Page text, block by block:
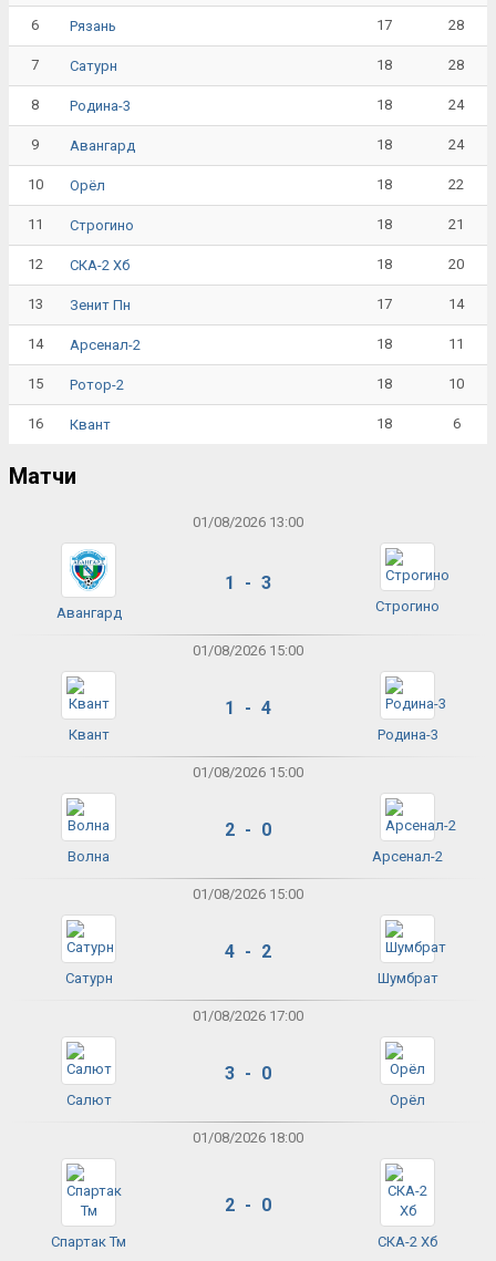
6 Рязань 17 28
7 Сатурн 18 28
8 Родина-3 18 24
9 Авангард 18 24
10 Орёл 18 22
11 Строгино 18 21
12 СКА-2 Хб 18 20
13 Зенит Пн 17 14
14 Арсенал-2 18 11
15 Ротор-2 18 10
16 Квант 18 6
Матчи
01/08/2026 13:00
Авангард
1 - 3
Строгино
01/08/2026 15:00
Квант
1 - 4
Родина-3
01/08/2026 15:00
Волна
2 - 0
Арсенал-2
01/08/2026 15:00
Сатурн
4 - 2
Шумбрат
01/08/2026 17:00
Салют
3 - 0
Орёл
01/08/2026 18:00
Спартак Тм
2 - 0
СКА-2 Хб